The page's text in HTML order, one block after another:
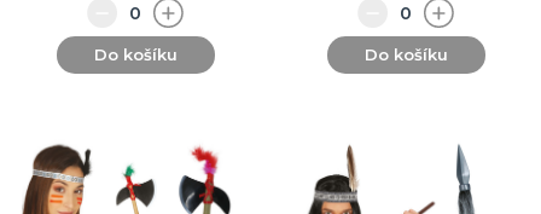
Do košíku Do košíku